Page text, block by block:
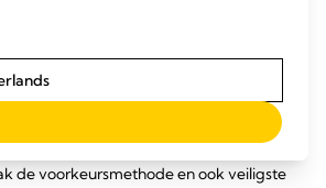
aan de vinger van de ouder, kunnen
special needs feedervoor de baby
dr. Mizuno uit. "Het hangt in feite van
baby's kunnen weer een voorkeur
de voorkeursmethode en ook veiligste